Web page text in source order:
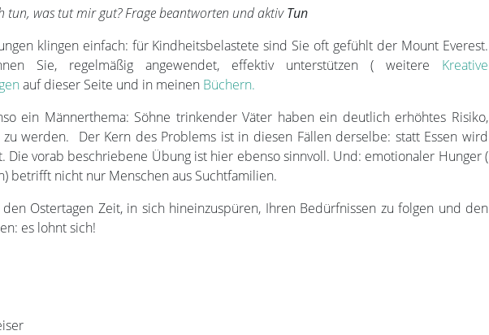
tun, was tut mir gut? Frage beantworten und aktivTun
klingen einfach: für Kindheitsbelastete sind Sie oft gefühlt der Mount Everest.
Sie, regelmäßig angewendet, effektiv unterstützen ( weitere Kreative
auf dieser Seite und in meinen Büchern.
ein Männerthema: Söhne trinkender Väter haben ein deutlich erhöhtes Risiko,
werden. Der Kern des Problems ist in diesen Fällen derselbe: statt Essen wird
Die vorab beschriebene Übung ist hier ebenso sinnvoll. Und: emotionaler Hunger (
betrifft nicht nur Menschen aus Suchtfamilien.
Ostertagen Zeit, in sich hineinzuspüren, Ihren Bedürfnissen zu folgen und den
es lohnt sich!